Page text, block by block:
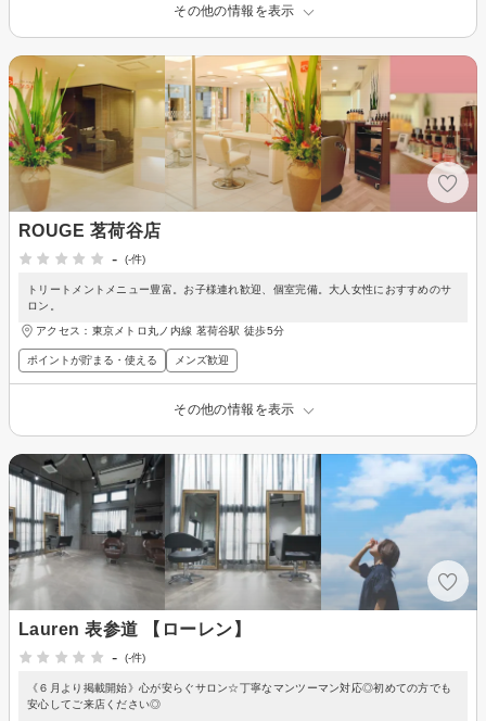
その他の情報を表示
ROUGE 茗荷谷店
-
(-件)
トリートメントメニュー豊富。お子様連れ歓迎、個室完備。大人女性におすすめのサ
ロン。
アクセス：東京メトロ丸ノ内線 茗荷谷駅 徒歩5分
ポイントが貯まる・使える メンズ歓迎
その他の情報を表示
Lauren 表参道 【ローレン】
-
(-件)
《６月より掲載開始》心が安らぐサロン☆丁寧なマンツーマン対応◎初めての方でも
安心してご来店ください◎